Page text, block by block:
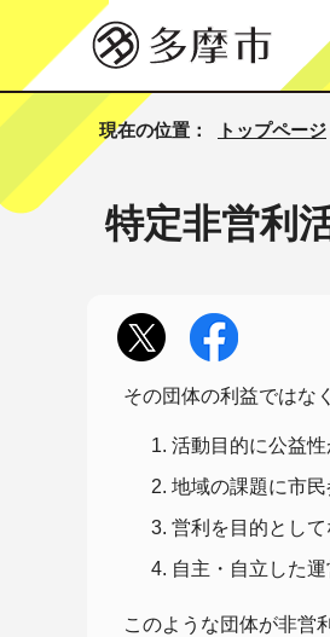
現在の位置： トップページ
特定非営利
その団体の利益ではな
活動目的に公益性
地域の課題に市
営利を目的として
自主・自立した
このような団体が非営